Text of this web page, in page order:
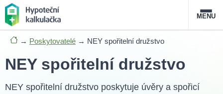
Nabídka hypoték
MENU
→ Poskytovatelé → NEY spořitelní družstvo
NEY spořitelní družstvo
NEY spořitelní družstvo poskytuje úvěry a spořicí